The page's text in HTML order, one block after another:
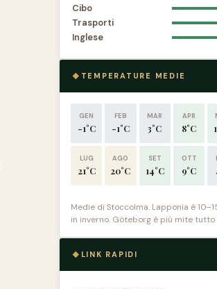
Cibo
Trasporti
Inglese
TEMPERATURE MEDIE
GEN
-1°C
FEB
-1°C
MAR
3°C
APR
8°C
LUG
21°C
AGO
20°C
SET
14°C
OTT
9°C
Medie di Stoccolma. Lapponia è
in inverno. Göteborg è più mite tutto
LINK RAPIDI